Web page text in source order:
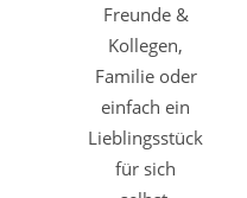
Freunde &
Kollegen,
Familie oder
einfach ein
Lieblingsstück
für sich